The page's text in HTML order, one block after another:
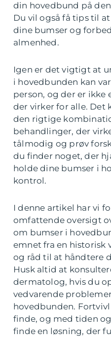
din hovedbund på
Du vil også få tips til
dine bumser og
almenhed.
Igen er det vigtigt at
i hovedbunden kan
person, og der er ikke
der virker for alle. Det
den rigtige
behandlinger, der
tålmodig og prøv
du finder noget, der
holde dine bumser i
kontrol.
I denne artikel har vi
omfattende oversigt
om bumser i
emnet fra en historisk
og råd til at håndtere
Husk altid at
dermatolog, hvis du
vedvarende
hovedbunden.
finde, og med tiden
finde en løsning, der